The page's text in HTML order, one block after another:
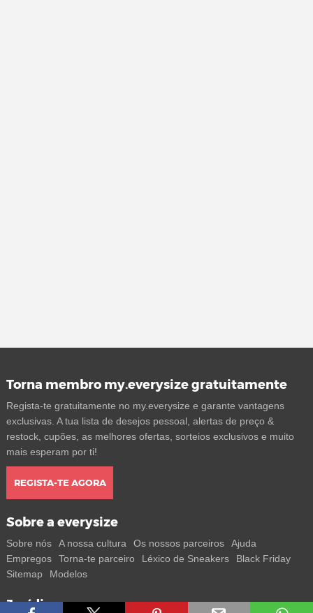
Torna membro my.everysize gratuitamente
Regista-te gratuitamente no my.everysize e garante vantagens
exclusivas. A tua lista de desejos pessoal, alertas de preço &
restock, cupões, as melhores ofertas, sorteios exclusivos e muito
mais esperam por ti!
REGISTA-TE AGORA
Sobre a everysize
Sobre nós A nossa cultura Os nossos parceiros
Ajuda
Empregos
Torna-te parceiro Léxico de Sneakers
Black Friday
Sitemap
Modelos
Jurídico